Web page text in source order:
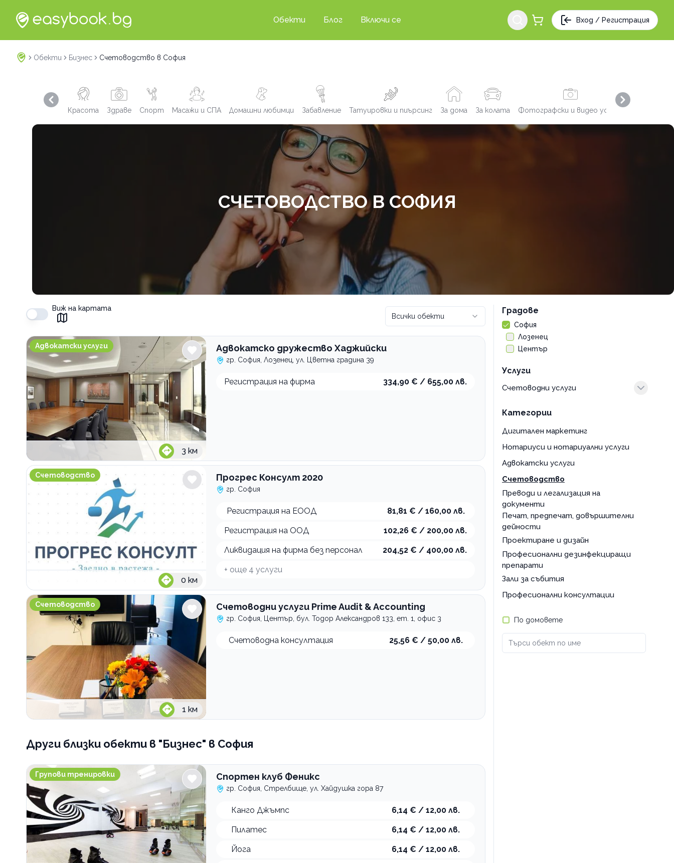
Обекти Блог Включи се Вход / Регистрация
Обекти Бизнес Счетоводство в София
Красота Здраве Спорт Масажи и СПА Домашни любимци Забавление Татуировки и пиърсинг За дома За колата Фотографски и видео услуги
Previous slide Next slide
СЧЕТОВОДСТВО В СОФИЯ
Виж на картата
Всички обекти
Адвокатско дружество Хаджийски
Адвокатски услуги
3 км
Адвокатско дружество Хаджийски
гр. София, Лозенец, ул. Цветна градина 39
Регистрация на фирма 334,90 € / 655,00 лв.
Прогрес Консулт 2020
Счетоводство
0 км
Прогрес Консулт 2020
гр. София
Регистрация на ЕООД 81,81 € / 160,00 лв.
Регистрация на ООД 102,26 € / 200,00 лв.
Ликвидация на фирма без персонал 204,52 € / 400,00 лв.
+ още 4 услуги
Счетоводни услуги Prime Audit & Accounting
Счетоводство
1 км
Счетоводни услуги Prime Audit & Accounting
гр. София, Център, бул. Тодор Александров 133, ет. 1, офис 3
Счетоводна консултация 25,56 € / 50,00 лв.
Други близки обекти в "Бизнес" в София
Спортен клуб Феникс
Групови тренировки Спортен клуб Феникс
гр. София, Стрелбище, ул. Хайдушка гора 87
Канго Джъмпс 6,14 € / 12,00 лв.
Пилатес 6,14 € / 12,00 лв.
Йога 6,14 € / 12,00 лв.
Градове
София
Лозенец
Център
Услуги
Счетоводни услуги
подаване декларация
регистрация на фирма
счетоводно обслужване
Категории
Дигитален маркетинг
Нотариуси и нотариуални услуги
Адвокатски услуги
Счетоводство
Преводи и легализация на
документи
Печат, предпечат, довършителни
дейности
Проектиране и дизайн
Професионални дезинфекциращи
препарати
Зали за събития
Професионални консултации
По домовете